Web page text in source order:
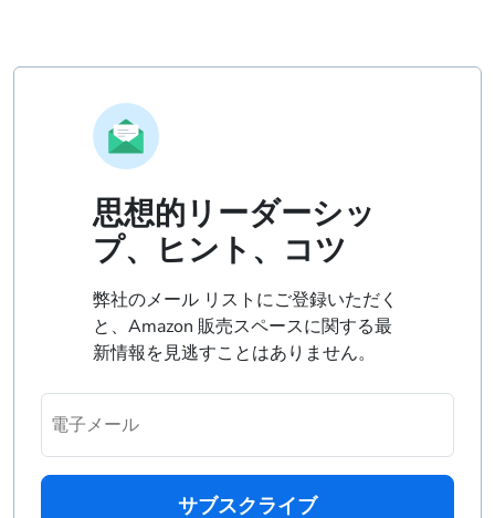
思想的リーダーシッ
プ、ヒント、コツ
弊社のメール リストにご登録いただく
と、Amazon 販売スペースに関する最
新情報を見逃すことはありません。
サブスクライブ